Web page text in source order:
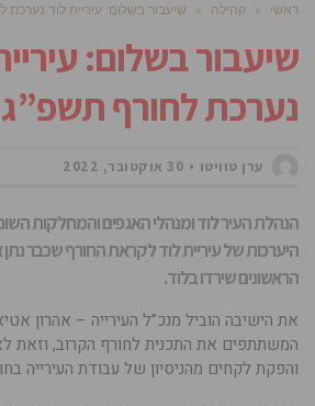
ראשי » קהילה » שיעבור בשלום: עיריית לוד נערכת
שיעבור בשלום:
נערכת לחורף תשפ”ג
ערן טוויטו 30 אוקטובר, 2022
הנהלת העיר לוד ומנהלי האגפים והמחלקות
היערכות של עיריית לוד לקראת החורף שכבר
הראשונים שירדו בלוד.
את הישיבה הוביל מנכ”ל העירייה – אהרון
המשתתפים את התכנית לחורף הקרוב, וזאת
והפקת לקחים מהניסיון של עבודת העירייה